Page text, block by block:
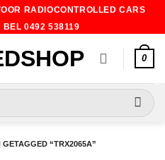
RADIOCONTROLLED CARS
BEL 0492 538119
0
GETAGGED “TRX2065A”